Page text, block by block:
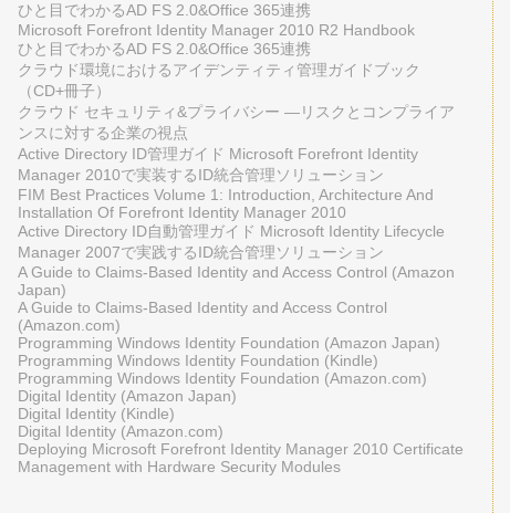
ひと目でわかるAD FS 2.0&Office 365連携
Microsoft Forefront Identity Manager 2010 R2 Handbook
ひと目でわかるAD FS 2.0&Office 365連携
クラウド環境におけるアイデンティティ管理ガイドブック
（CD+冊子）
クラウド セキュリティ&プライバシー ―リスクとコンプライア
ンスに対する企業の視点
Active Directory ID管理ガイド Microsoft Forefront Identity
Manager 2010で実装するID統合管理ソリューション
FIM Best Practices Volume 1: Introduction, Architecture And
Installation Of Forefront Identity Manager 2010
Active Directory ID自動管理ガイド Microsoft Identity Lifecycle
Manager 2007で実践するID統合管理ソリューション
A Guide to Claims-Based Identity and Access Control (Amazon
Japan)
A Guide to Claims-Based Identity and Access Control
(Amazon.com)
Programming Windows Identity Foundation (Amazon Japan)
Programming Windows Identity Foundation (Kindle)
Programming Windows Identity Foundation (Amazon.com)
Digital Identity (Amazon Japan)
Digital Identity (Kindle)
Digital Identity (Amazon.com)
Deploying Microsoft Forefront Identity Manager 2010 Certificate
Management with Hardware Security Modules